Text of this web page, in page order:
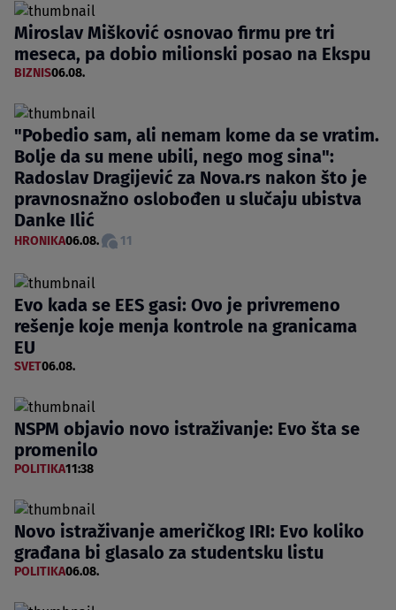
Miroslav Mišković osnovao firmu pre tri
meseca, pa dobio milionski posao na Ekspu
BIZNIS06.08.
"Pobedio sam, ali nemam kome da se vratim.
Bolje da su mene ubili, nego mog sina":
Radoslav Dragijević za Nova.rs nakon što je
pravnosnažno oslobođen u slučaju ubistva
Danke Ilić
HRONIKA06.08. 11
Evo kada se EES gasi: Ovo je privremeno
rešenje koje menja kontrole na granicama
EU
SVET06.08.
NSPM objavio novo istraživanje: Evo šta se
promenilo
POLITIKA11:38
Novo istraživanje američkog IRI: Evo koliko
građana bi glasalo za studentsku listu
POLITIKA06.08.